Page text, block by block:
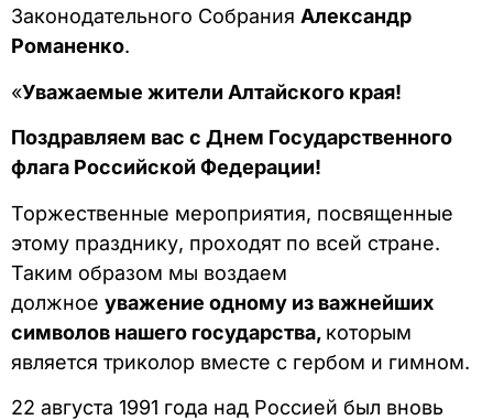
Законодательного Собрания Александр
Романенко.
«Уважаемые жители Алтайского края!
Поздравляем вас с Днем Государственного
флага Российской Федерации!
Торжественные мероприятия, посвященные
этому празднику, проходят по всей стране.
Таким образом мы воздаем
должное уважение одному из важнейших
символов нашего государства, которым
является триколор вместе с гербом и гимном.
22 августа 1991 года над Россией был вновь